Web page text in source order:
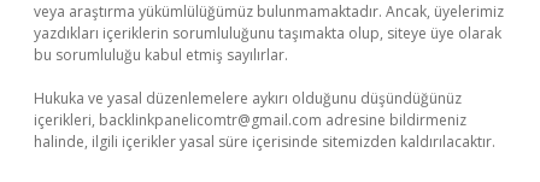
veya araştırma yükümlülüğümüz bulunmamaktadır. Ancak, üyelerimiz
yazdıkları içeriklerin sorumluluğunu taşımakta olup, siteye üye olarak
bu sorumluluğu kabul etmiş sayılırlar.
Hukuka ve yasal düzenlemelere aykırı olduğunu düşündüğünüz
içerikleri, backlinkpanelicomtr@gmail.com adresine bildirmeniz
halinde, ilgili içerikler yasal süre içerisinde sitemizden kaldırılacaktır.